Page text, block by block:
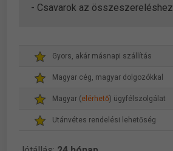
- Csavarok az összeszereléshez
Gyors, akár másnapi szállítás
Magyar cég, magyar dolgozókkal
Magyar (elérhető) ügyfélszolgálat
Utánvétes rendelési lehetőség